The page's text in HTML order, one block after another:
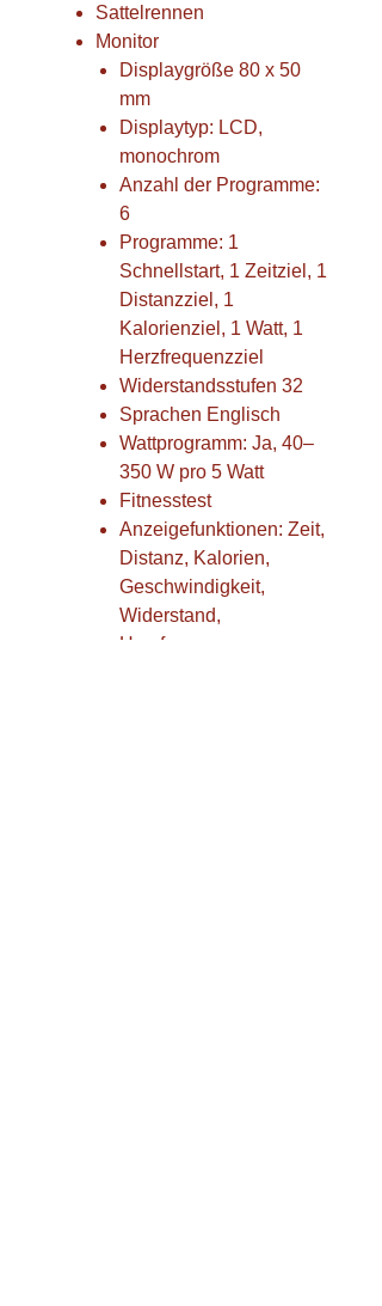
Sattelrennen
Monitor
Displaygröße 80 x 50
mm
Displaytyp: LCD,
monochrom
Anzahl der Programme:
6
Programme: 1
Schnellstart, 1 Zeitziel, 1
Distanzziel, 1
Kalorienziel, 1 Watt, 1
Herzfrequenzziel
Widerstandsstufen 32
Sprachen Englisch
Wattprogramm: Ja, 40–
350 W pro 5 Watt
Fitnesstest
Anzeigefunktionen: Zeit,
Distanz, Kalorien,
Geschwindigkeit,
Widerstand,
Herzfrequenz,